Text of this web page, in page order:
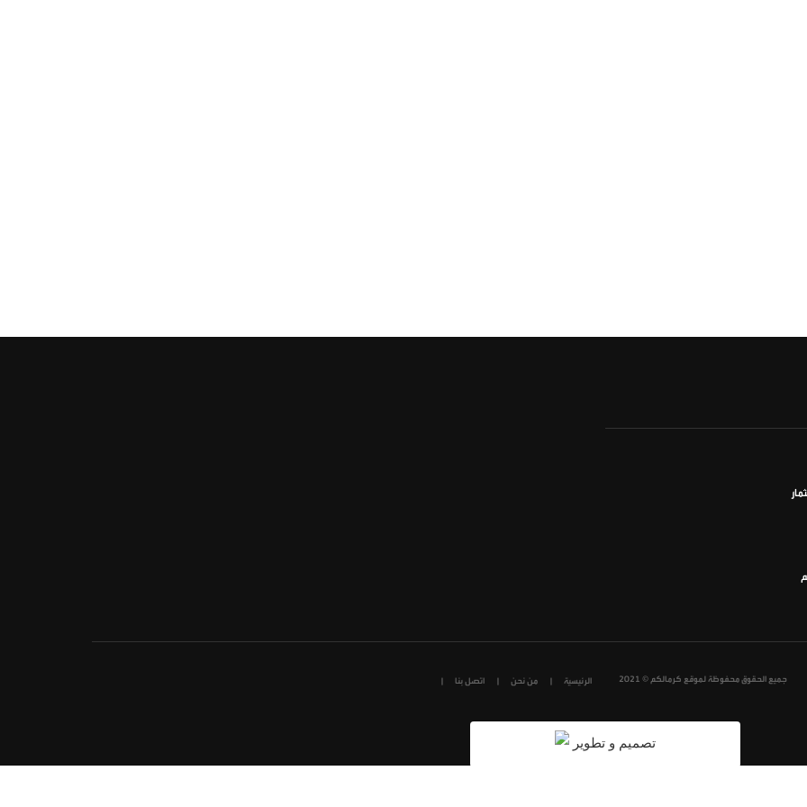
جميع الحقوق محفوظة لموقع كرمالكم © 2021 اتصل بنا من نحن الرئيسية
تصميم و تطوير